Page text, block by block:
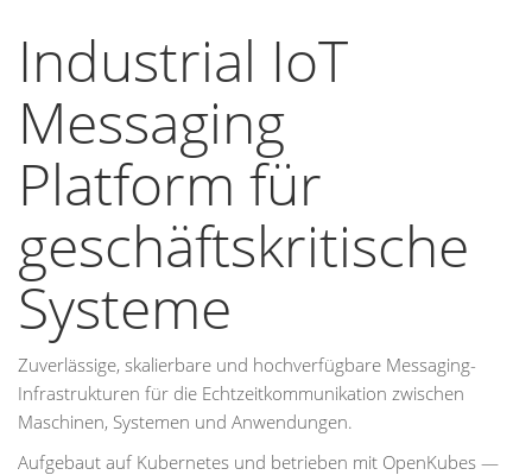
Industrial IoT
Messaging
Platform für
geschäftskritische
Systeme
Zuverlässige, skalierbare und hochverfügbare Messaging-
Infrastrukturen für die Echtzeitkommunikation zwischen
Maschinen, Systemen und Anwendungen.
Aufgebaut auf Kubernetes und betrieben mit OpenKubes —